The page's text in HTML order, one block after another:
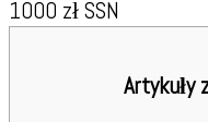
1000 zł SSN
Artykuły